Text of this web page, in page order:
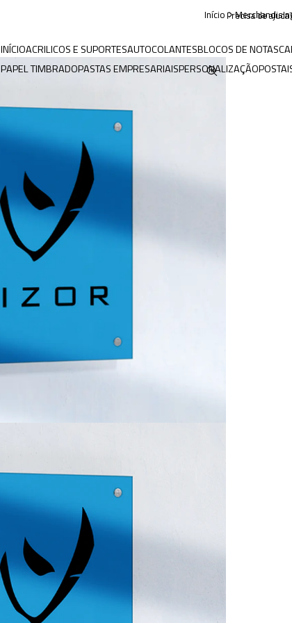
INÍCIOACRILICOS E SUPORTESAUTOCOLANTESBLOCOS DE NOTAS
PAPEL TIMBRADOPASTAS EMPRESARIAISPERSONALIZAÇÃO
Precisa de
Início